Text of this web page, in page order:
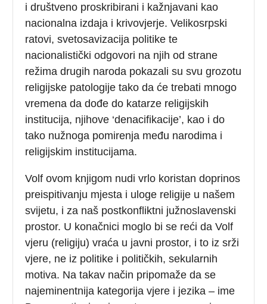
i društveno proskribirani i kažnjavani kao
nacionalna izdaja i krivovjerje. Velikosrpski
ratovi, svetosavizacija politike te
nacionalistički odgovori na njih od strane
režima drugih naroda pokazali su svu grozotu
religijske patologije tako da će trebati mnogo
vremena da dođe do katarze religijskih
institucija, njihove ‘denacifikacije’, kao i do
tako nužnoga pomirenja među narodima i
religijskim institucijama.
Volf ovom knjigom nudi vrlo koristan doprinos
preispitivanju mjesta i uloge religije u našem
svijetu, i za naš postkonfliktni južnoslavenski
prostor. U konačnici moglo bi se reći da Volf
vjeru (religiju) vraća u javni prostor, i to iz srži
vjere, ne iz politike i političkih, sekularnih
motiva. Na takav način pripomaže da se
najeminentnija kategorija vjere i jezika – ime